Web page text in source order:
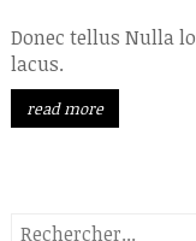
Donec tellus Nulla
lacus.
read more